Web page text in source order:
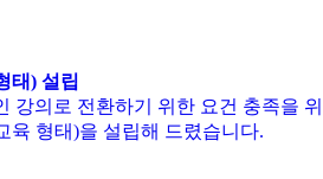
태) 설립
강의로 전환하기 위한 요건 충족을 위
육 형태)을 설립해 드렸습니다.